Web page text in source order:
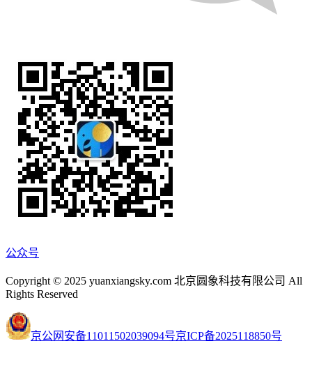
公众号
Copyright © 2025 yuanxiangsky.com 北京圆象科技有限公司 All
Rights Reserved
京公网安备11011502039094号京ICP备2025118850号